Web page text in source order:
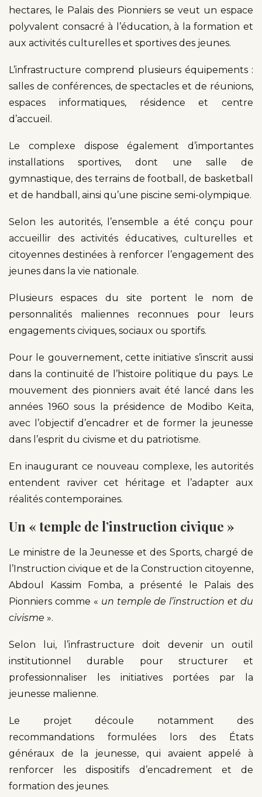
hectares, le Palais des Pionniers se veut un espace
polyvalent consacré à l’éducation, à la formation et
aux activités culturelles et sportives des jeunes.
L’infrastructure comprend plusieurs équipements :
salles de conférences, de spectacles et de réunions,
espaces informatiques, résidence et centre
d’accueil.
Le complexe dispose également d’importantes
installations sportives, dont une salle de
gymnastique, des terrains de football, de basketball
et de handball, ainsi qu’une piscine semi-olympique.
Selon les autorités, l’ensemble a été conçu pour
accueillir des activités éducatives, culturelles et
citoyennes destinées à renforcer l’engagement des
jeunes dans la vie nationale.
Plusieurs espaces du site portent le nom de
personnalités maliennes reconnues pour leurs
engagements civiques, sociaux ou sportifs.
Pour le gouvernement, cette initiative s’inscrit aussi
dans la continuité de l’histoire politique du pays. Le
mouvement des pionniers avait été lancé dans les
années 1960 sous la présidence de Modibo Keïta,
avec l’objectif d’encadrer et de former la jeunesse
dans l’esprit du civisme et du patriotisme.
En inaugurant ce nouveau complexe, les autorités
entendent raviver cet héritage et l’adapter aux
réalités contemporaines.
Un « temple de l’instruction civique »
Le ministre de la Jeunesse et des Sports, chargé de
l’Instruction civique et de la Construction citoyenne,
Abdoul Kassim Fomba, a présenté le Palais des
Pionniers comme « un temple de l’instruction et du
civisme ».
Selon lui, l’infrastructure doit devenir un outil
institutionnel durable pour structurer et
professionnaliser les initiatives portées par la
jeunesse malienne.
Le projet découle notamment des
recommandations formulées lors des États
généraux de la jeunesse, qui avaient appelé à
renforcer les dispositifs d’encadrement et de
formation des jeunes.